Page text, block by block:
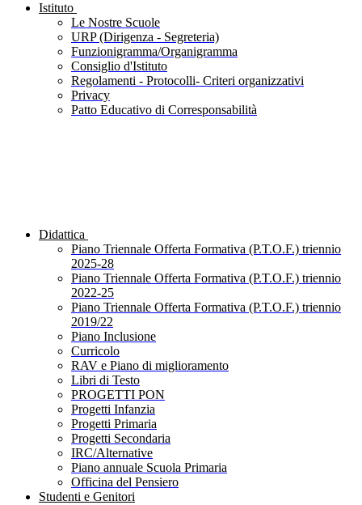
Istituto
Le Nostre Scuole
URP (Dirigenza - Segreteria)
Funzionigramma/Organigramma
Consiglio d'Istituto
Regolamenti - Protocolli- Criteri organizzativi
Privacy
Patto Educativo di Corresponsabilità
Didattica
Piano Triennale Offerta Formativa (P.T.O.F.) triennio
2025-28
Piano Triennale Offerta Formativa (P.T.O.F.) triennio
2022-25
Piano Triennale Offerta Formativa (P.T.O.F.) triennio
2019/22
Piano Inclusione
Curricolo
RAV e Piano di miglioramento
Libri di Testo
PROGETTI PON
Progetti Infanzia
Progetti Primaria
Progetti Secondaria
IRC/Alternative
Piano annuale Scuola Primaria
Officina del Pensiero
Studenti e Genitori